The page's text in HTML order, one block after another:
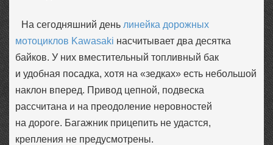
На сегодняшний день линейка дорожных
мотоциклов Kawasaki насчитывает два десятка
байков. У них вместительный топливный бак
и удобная посадка, хотя на «зедках» есть небольшой
наклон вперед. Привод цепной, подвеска
рассчитана и на преодоление неровностей
на дороге. Багажник прицепить не удастся,
крепления не предусмотрены.